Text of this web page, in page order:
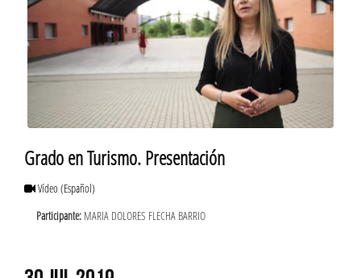
Grado en Turismo. Presentación
Vídeo(Español)
Participante: MARIA DOLORES FLECHA BARRIO